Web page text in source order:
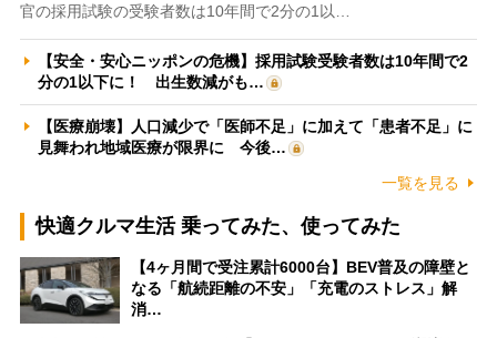
官の採用試験の受験者数は10年間で2分の1以…
【安全・安心ニッポンの危機】採用試験受験者数は10年間で2
分の1以下に！ 出生数減がも…
【医療崩壊】人口減少で「医師不足」に加えて「患者不足」に
見舞われ地域医療が限界に 今後…
一覧を見る
快適クルマ生活 乗ってみた、使ってみた
【4ヶ月間で受注累計6000台】BEV普及の障壁と
なる「航続距離の不安」「充電のストレス」解
消…